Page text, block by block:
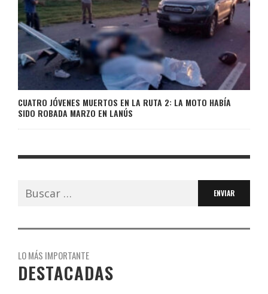
CUATRO JÓVENES MUERTOS EN LA RUTA 2: LA MOTO HABÍA
SIDO ROBADA MARZO EN LANÚS
Buscar:
LO MÁS IMPORTANTE
DESTACADAS